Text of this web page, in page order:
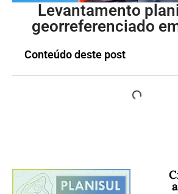
Levantamento
georreferenciado
Conteúdo deste post